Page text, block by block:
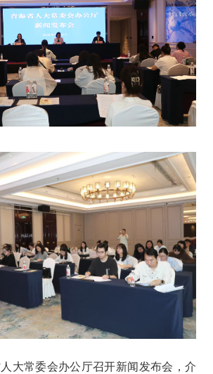
大常委会办公厅召开新闻发布会，介